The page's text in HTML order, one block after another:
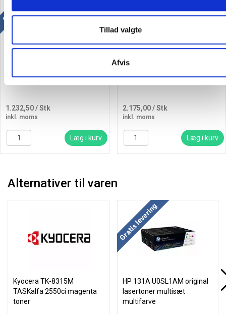
Tillad valgte
Afvis
1.232,50/ Stk
inkl. moms
Læg i kurv
HP 220X Original LaserJet
2.175,00/ Stk
inkl. moms
Læg i kurv
Alternativer til varen
Kyocera TK-8315M
TASKalfa 2550ci magenta
toner
Gratis levering
HP 131A U0SL1AM original
lasertoner multisæt
multifarve